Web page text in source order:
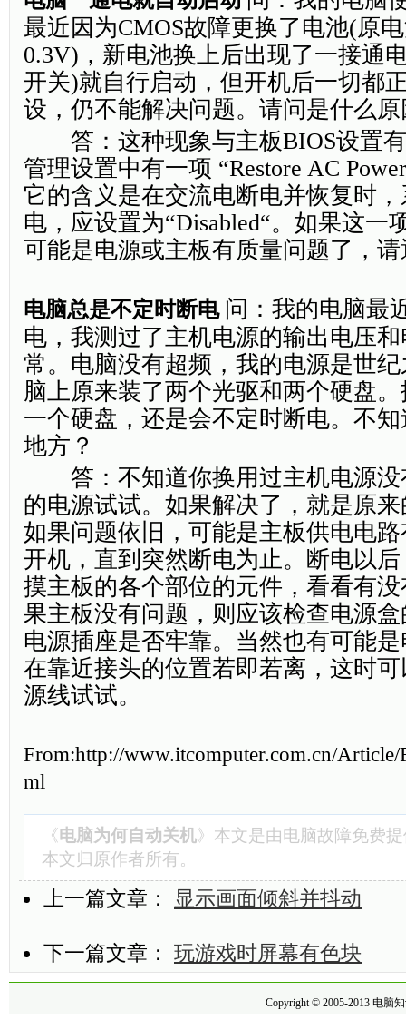
最近因为CMOS故障更换了电池(原
0.3V)，新电池换上后出现了一接通
开关)就自行启动，但开机后一切都
设，仍不能解决问题。请问是什么
答：这种现象与主板BIOS设置有
管理设置中有一项 “Restore AC
它的含义是在交流电断电并恢复时
电，应设置为“Disabled“。如果这一
可能是电源或主板有质量问题了，
电脑总是不定时断电 问：我的电脑最
电，我测过了主机电源的输出电压
常。电脑没有超频，我的电源是世
脑上原来装了两个光驱和两个硬盘
一个硬盘，还是会不定时断电。不
地方？
答：不知道你换用过主机电源没
的电源试试。如果解决了，就是原
如果问题依旧，可能是主板供电电
开机，直到突然断电为止。断电以
摸主板的各个部位的元件，看看有
果主板没有问题，则应该检查电源
电源插座是否牢靠。当然也有可能
在靠近接头的位置若即若离，这时
源线试试。
From:http://www.itcomputer.com.cn/Article/
ml
《 电脑为何自动关机》本文是由电脑故障免费
本文归原作者所有。
上一篇文章： 显示画面倾斜并抖动
下一篇文章： 玩游戏时屏幕有色块
Copyright © 2005-2013 电脑